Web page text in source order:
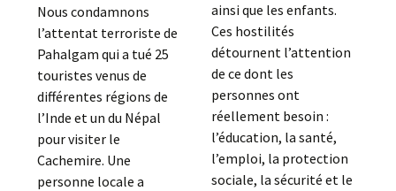
Nous condamnons
l’attentat terroriste de
Pahalgam qui a tué 25
touristes venus de
différentes régions de
l’Inde et un du Népal
pour visiter le
Cachemire. Une
personne locale a
ainsi que les enfants.
Ces hostilités
détournent l’attention
de ce dont les
personnes ont
réellement besoin :
l’éducation, la santé,
l’emploi, la protection
sociale, la sécurité et le